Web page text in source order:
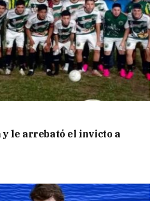
y le arrebató el invicto a